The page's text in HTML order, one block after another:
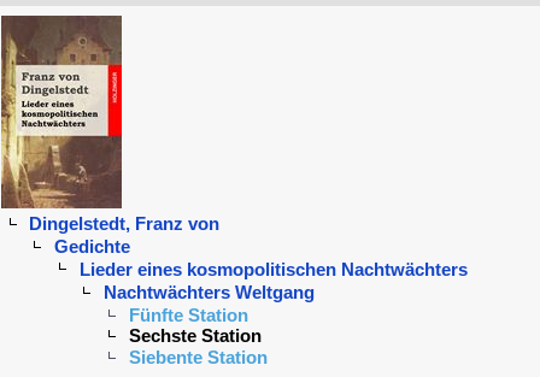
Dingelstedt, Franz von
Gedichte
Lieder eines kosmopolitischen Nachtwächters
Nachtwächters Weltgang
Fünfte Station
Sechste Station
Siebente Station